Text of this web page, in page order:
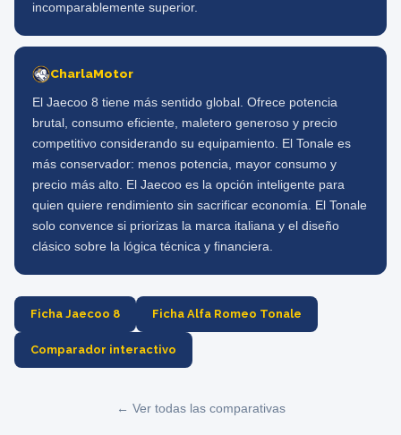
incomparablemente superior.
CharlaMotor
El Jaecoo 8 tiene más sentido global. Ofrece potencia
brutal, consumo eficiente, maletero generoso y precio
competitivo considerando su equipamiento. El Tonale es
más conservador: menos potencia, mayor consumo y
precio más alto. El Jaecoo es la opción inteligente para
quien quiere rendimiento sin sacrificar economía. El Tonale
solo convence si priorizas la marca italiana y el diseño
clásico sobre la lógica técnica y financiera.
Ficha Jaecoo 8 Ficha Alfa Romeo Tonale
Comparador interactivo
← Ver todas las comparativas